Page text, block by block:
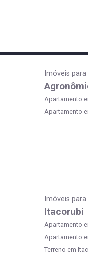
Imóveis
Apartamento
Apartamento
Imóveis
Itacorubi
Apartamento
Apartamento
Terreno em